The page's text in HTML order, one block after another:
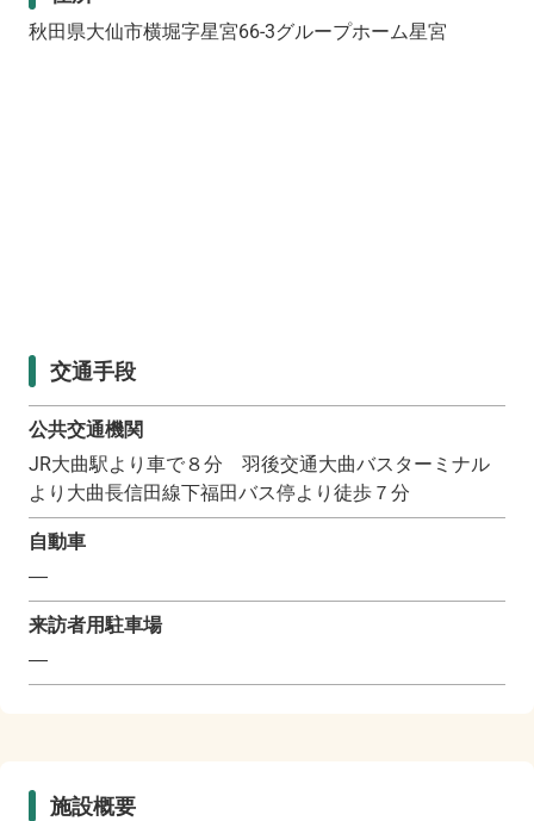
秋田県大仙市横堀字星宮66-3グループホーム星宮
交通手段
公共交通機関
JR大曲駅より車で８分 羽後交通大曲バスターミナル
より大曲長信田線下福田バス停より徒歩７分
自動車
―
来訪者用駐車場
―
施設概要